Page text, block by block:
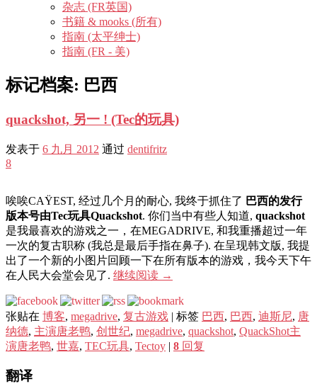
杂志 (FR英国)
书籍 & mooks (所有)
指南 (太平绅士)
指南 (FR - 美)
标记档案: 巴西
quackshot, 另一 ! (Tec的玩具)
发表于 6 九月 2012 通过 dentifritz
8
唉唉CAŸEST, 经过几个月的耐心, 我终于抓住了 巴西的发行
版本号由Tec玩具Quackshot. 你们当中有些人知道, quackshot
是我最喜欢的游戏之一，在MEGADRIVE, 和我重播超过一年
一次的复古职称 (我总是最后手指在鼻子). 在呈现韩文版, 我提
出了一个新的小图片回顾一下在所有版本的游戏，我今天下午
在人民大会堂会见了. 继续阅读 →
张贴在 博客, megadrive, 复古游戏 | 标签 巴西, 巴西, 迪斯尼, 唐
纳德, 主演唐老鸭, 创世纪, megadrive, quackshot, QuackShot主
演唐老鸭, 世嘉, TEC玩具, Tectoy | 8 回复
翻译